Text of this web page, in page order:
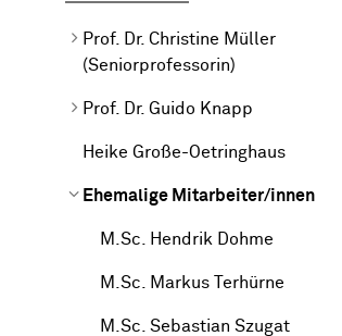
Prof. Dr. Christine Müller
(Seniorprofessorin)
Prof. Dr. Guido Knapp
Heike Große-Oetringhaus
Ehemalige Mitarbeiter/innen
M.Sc. Hendrik Dohme
M.Sc. Markus Terhürne
M.Sc. Sebastian Szugat